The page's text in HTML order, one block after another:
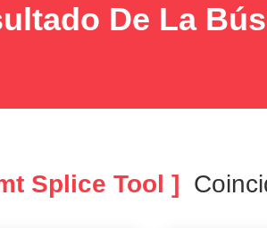
De La
Splice Tool ]